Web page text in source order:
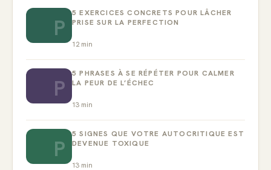
P
5 EXERCICES CONCRETS POUR LÂCHER
PRISE SUR LA PERFECTION
12 min
P
5 PHRASES À SE RÉPÉTER POUR CALMER
LA PEUR DE L’ÉCHEC
13 min
P
5 SIGNES QUE VOTRE AUTOCRITIQUE EST
DEVENUE TOXIQUE
13 min